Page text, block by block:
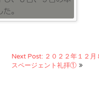
。
Next Post: ２０２２年１２
スページェント礼拝①